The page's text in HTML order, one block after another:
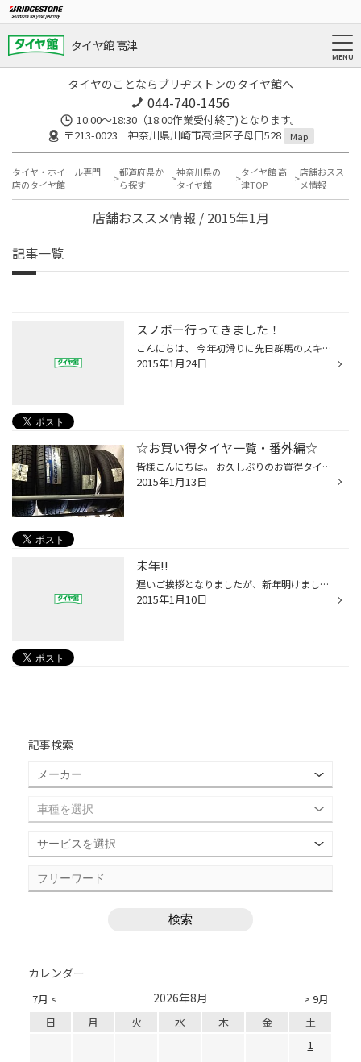
タイヤ館 高津
タイヤのことならブリヂストンのタイヤ館へ
044-740-1456
10:00～18:30（18:00作業受付終了)となります。
〒213-0023 神奈川県川崎市高津区子母口528
Map
タイヤ・ホイール専門
店のタイヤ館
都道府県か
ら探す
神奈川県の
タイヤ館
タイヤ館 高
津TOP
店舗おスス
メ情報
店舗おススメ情報 / 2015年1月
記事一覧
スノボー行ってきました！
こんにちは、 今年初滑りに先日群馬のスキー場に行ってきました・・・。 しかし今年は各地恵まれすぎぐらい雪降ってますね！ 雪道の足元はやっぱり安心とダントツ性能のブリザックで安全運転しましょう☆
2015年1月24日
☆お買い得タイヤ一覧・番外編☆
皆様こんにちは。 お久しぶりのお買得タイヤ情報です。 とはいっても、今回はかなり難しい一覧なのですが^^; 195/65R14 エコピアPRV 1本 215/65R16 エコピアPRV 1本 215/70R16 デューラーH/L683 1本 225/55R17 トランザER300 1本 お分かりでしょうか。 そう、全て1本のみなのです...
2015年1月13日
未年!!
遅いご挨拶となりましたが、新年明けましておめでとうございます。 2014年も多くのご利用、ありがとうございました。 2015年、より多くのご来店頂ける様頑張って参りますので よろしくお願い致しますm(_ _)m 現在もまだウェイティングコーナーのパソコンが ネットに繋がらない状態となってしまって...
2015年1月10日
記事検索
カレンダー
7月 < > 9月
2026年8月
日 月 火 水 木 金
土
1